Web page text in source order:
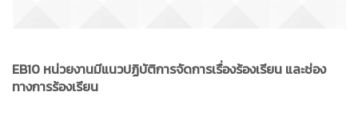
EB10 หน่วยงานมีแนวปฏิบัติการจัดการเรื่องร้องเรียน และช่อง
ทางการร้องเรียน